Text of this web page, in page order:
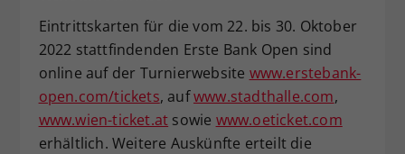
Eintrittskarten für die vom 22. bis 30. Oktober
2022 stattfindenden Erste Bank Open sind
online auf der Turnierwebsite www.erstebank-
open.com/tickets, aufwww.stadthalle.com,
www.wien-ticket.at sowie www.oeticket.com
erhältlich. Weitere Auskünfte erteilt die